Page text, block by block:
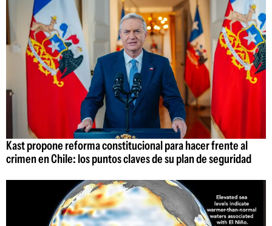
Kast propone reforma constitucional para hacer frente al
crimen en Chile: los puntos claves de su plan de seguridad